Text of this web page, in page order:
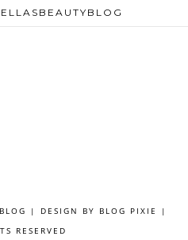
| DESIGN BY BLOG PIXIE
|
RESERVED